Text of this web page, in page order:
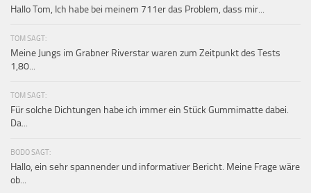
Hallo Tom, Ich habe bei meinem 711er das Problem, dass mir...
TOM SAGT:
Meine Jungs im Grabner Riverstar waren zum Zeitpunkt des Tests
1,80...
TOM SAGT:
Für solche Dichtungen habe ich immer ein Stück Gummimatte dabei.
Da...
BODO SAGT:
Hallo, ein sehr spannender und informativer Bericht. Meine Frage wäre
ob...